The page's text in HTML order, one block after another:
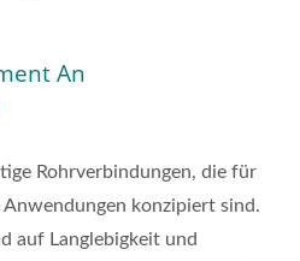
An
Rohrverbindungen, die für
konzipiert sind.
auf Langlebigkeit und